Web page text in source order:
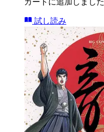
カートに追加しました
試し読み